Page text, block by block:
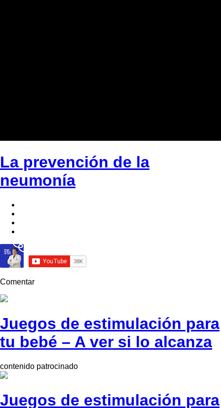
La prevención de la
neumonía
Comentar
Juegos de estimulación para
tu bebé – A ver si lo alcanza
contenido patrocinado
Juegos de estimulación para